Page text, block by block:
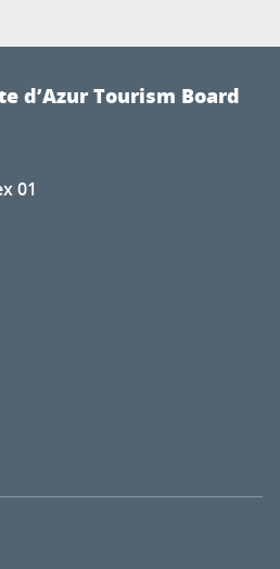
d’Azur Tourism Board
01